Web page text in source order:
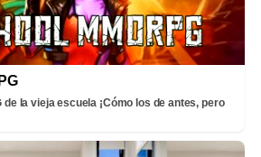
de la vieja escuela ¡Cómo los de antes, pero